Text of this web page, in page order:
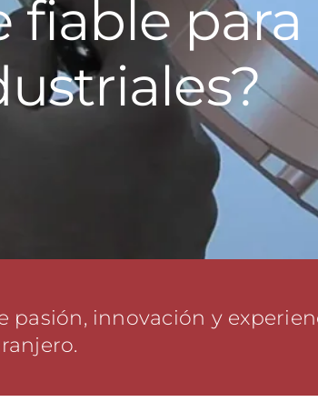
fiable para
innovación y